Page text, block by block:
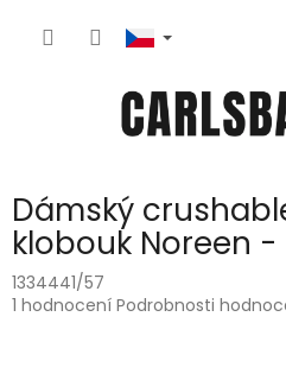
Dámský
klobouk Noreen -
1334441/57
Průměrné
1 hodnocení Podrobnosti